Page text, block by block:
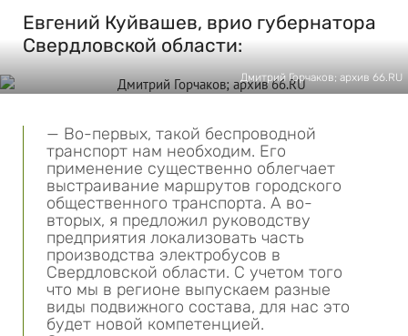
Евгений Куйвашев, врио губернатора
Свердловской области:
Дмитрий Горчаков; архив 66.RU
— Во-первых, такой беспроводной
транспорт нам необходим. Его
применение существенно облегчает
выстраивание маршрутов городского
общественного транспорта. А во-
вторых, я предложил руководству
предприятия локализовать часть
производства электробусов в
Свердловской области. С учетом того
что мы в регионе выпускаем разные
виды подвижного состава, для нас это
будет новой компетенцией.